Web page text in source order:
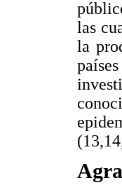
las
la